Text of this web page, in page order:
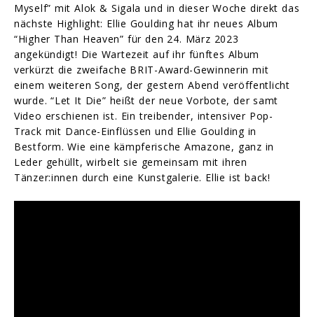
Myself” mit Alok & Sigala und in dieser Woche direkt das
nächste Highlight: Ellie Goulding hat ihr neues Album
“Higher Than Heaven” für den 24. März 2023
angekündigt! Die Wartezeit auf ihr fünftes Album
verkürzt die zweifache BRIT-Award-Gewinnerin mit
einem weiteren Song, der gestern Abend veröffentlicht
wurde. “Let It Die” heißt der neue Vorbote, der samt
Video erschienen ist. Ein treibender, intensiver Pop-
Track mit Dance-Einflüssen und Ellie Goulding in
Bestform. Wie eine kämpferische Amazone, ganz in
Leder gehüllt, wirbelt sie gemeinsam mit ihren
Tänzer:innen durch eine Kunstgalerie. Ellie ist back!